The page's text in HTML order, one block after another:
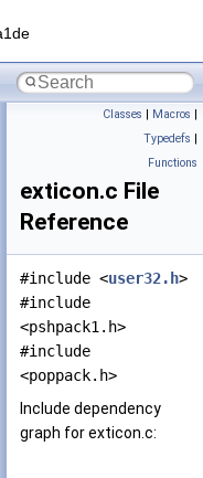
Classes | Macros |
Typedefs |
Functions
exticon.c File
Reference
#include <user32.h>
#include
<pshpack1.h>
#include
<poppack.h>
Include dependency
graph for exticon.c: